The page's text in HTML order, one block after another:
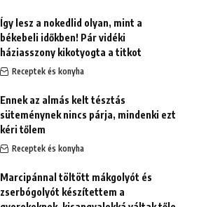
Így lesz a nokedlid olyan, mint a
békebeli időkben! Pár vidéki
háziasszony kikotyogta a titkot
Receptek és konyha
Ennek az almás kelt tésztás
süteménynek nincs párja, mindenki ezt
kéri tőlem
Receptek és konyha
Marcipánnal töltött mákgolyót és
zserbógolyót készítettem a